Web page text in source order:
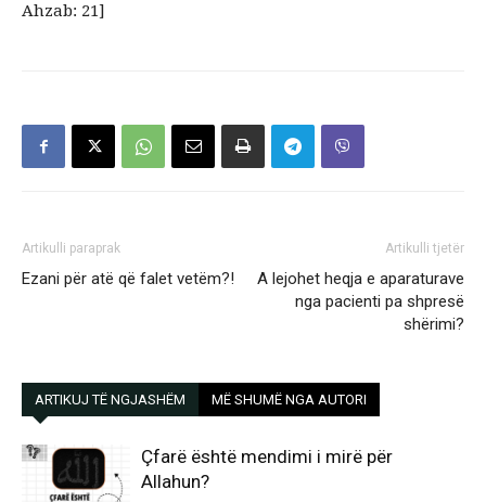
Ahzab: 21]
Artikulli paraprak
Ezani për atë që falet vetëm?!
Artikulli tjetër
A lejohet heqja e aparaturave
nga pacienti pa shpresë
shërimi?
ARTIKUJ TË NGJASHËM MË SHUMË NGA AUTORI
Çfarë është mendimi i mirë për
Allahun?